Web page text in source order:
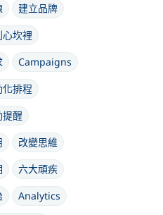
建立品牌
坎裡
Campaigns
化排程
提醒
改變思維
六大頑疾
Analytics